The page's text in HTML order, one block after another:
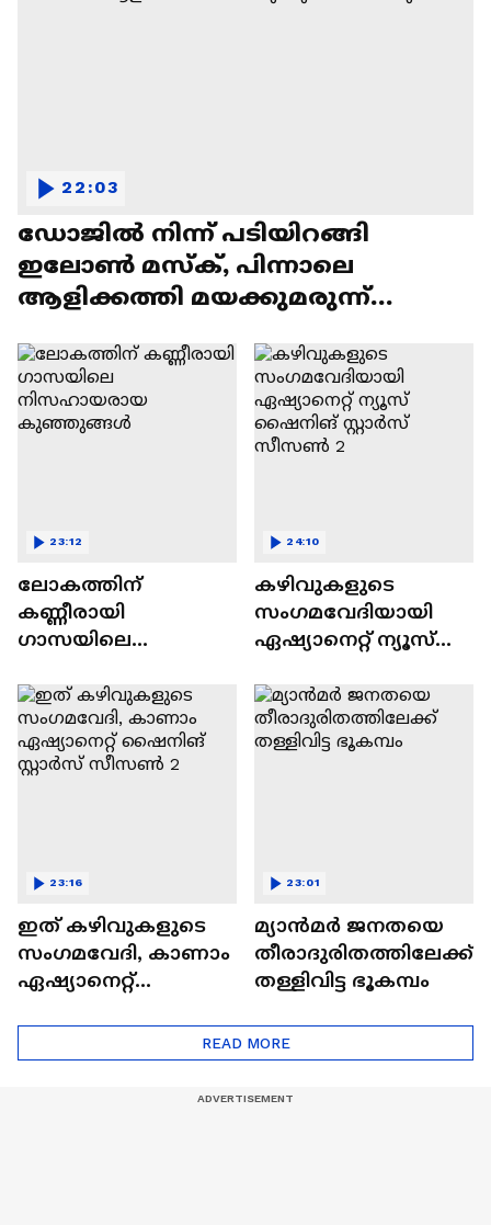
ഡോജിൽ നിന്ന് പടിയിറങ്ങി
ഇലോൺ മസ്ക്, പിന്നാലെ
ആളിക്കത്തി മയക്കുമരുന്ന്
22:03
ലോകത്തിന്
കണ്ണീരായി
ഗാസയിലെ
കുഞ്ഞുങ്ങൾ
23:12
കഴിവുകളുടെ
സംഗമവേദിയായി
ഏഷ്യാനെറ്റ് ന്യൂസ്
സീസൺ 2
24:10
ഇത് കഴിവുകളുടെ
സംഗമവേദി, കാണാം
ഏഷ്യാനെറ്റ്
23:16
മ്യാൻമർ ജനതയെ
തീരാദുരിതത്തിലേക്ക്
തള്ളിവിട്ട ഭൂകമ്പം
23:01
READ MORE